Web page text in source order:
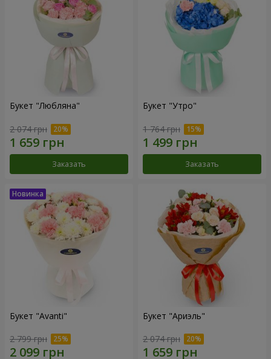
Букет "Любляна"
2 074 грн
Заказать
Букет "Утро"
1 764 грн
Заказать
Букет "Avanti"
2 799 грн
Букет "Ариэль"
2 074 грн